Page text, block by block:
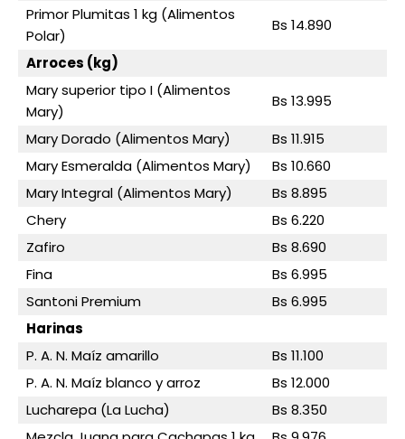
Primor Plumitas 1 kg (Alimentos
Polar)
Bs 14.890
Arroces (kg)
Mary superior tipo I (Alimentos
Mary)
Bs 13.995
Mary Dorado (Alimentos Mary)
Bs 11.915
Mary Esmeralda (Alimentos Mary)
Bs 10.660
Mary Integral (Alimentos Mary)
Bs 8.895
Chery
Bs 6.220
Zafiro
Bs 8.690
Fina
Bs 6.995
Santoni Premium
Bs 6.995
Harinas
P. A. N. Maíz amarillo
Bs 11.100
P. A. N. Maíz blanco y arroz
Bs 12.000
Lucharepa (La Lucha)
Bs 8.350